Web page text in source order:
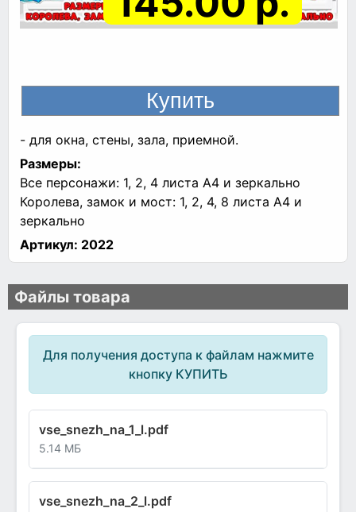
- для окна, стены, зала, приемной.
Размеры:
Все персонажи: 1, 2, 4 листа А4 и зеркально
Королева, замок и мост: 1, 2, 4, 8 листа А4 и
зеркально
Артикул: 2022
Файлы товара
Для получения доступа к файлам нажмите
кнопку КУПИТЬ
vse_snezh_na_1_l.pdf
5.14 МБ
vse_snezh_na_2_l.pdf